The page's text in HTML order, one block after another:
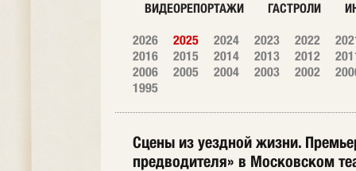
ВИДЕОРЕПОРТАЖИ ГАСТРОЛИ
2026 2025 2024 2023 2022
2016
2015 2014 2013 2012
2006
2005 2004 2003 2002
1995
Сцены из уездной жизни.
предводителя» в Московском